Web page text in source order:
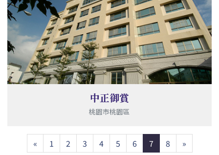
中正御賞
桃園市桃園區
«Previous
1 2 3 4 5 6 7 8 »Next